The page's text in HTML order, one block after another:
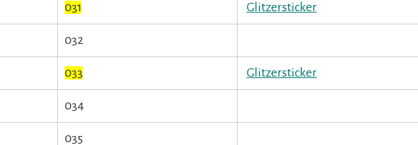
031 Glitzersticker
032
033 Glitzersticker
034
035